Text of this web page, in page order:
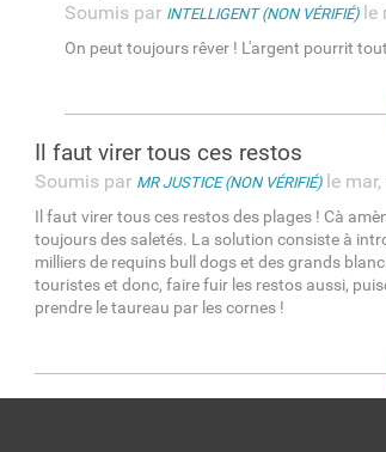
Soumis par INTELLIGENT (NON VÉRIFIÉ)le
On peut toujours rêver ! L'argent pourrit
Il faut virer tous ces restos
Soumis par MR JUSTICE (NON VÉRIFIÉ)le
Il faut virer tous ces restos des plages ! Cà
toujours des saletés. La solution consiste à
milliers de requins bull dogs et des grands
touristes et donc, faire fuir les restos aussi,
prendre le taureau par les cornes !